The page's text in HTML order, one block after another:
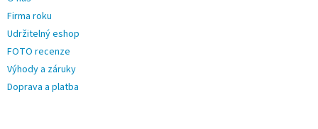
Firma roku
Udržitelný eshop
FOTO recenze
Výhody a záruky
Doprava a platba